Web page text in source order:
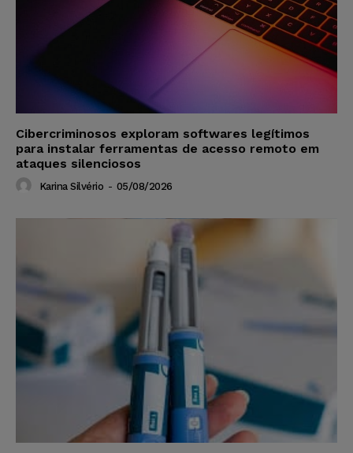
Cibercriminosos exploram softwares legítimos
para instalar ferramentas de acesso remoto em
ataques silenciosos
Karina Silvério - 05/08/2026